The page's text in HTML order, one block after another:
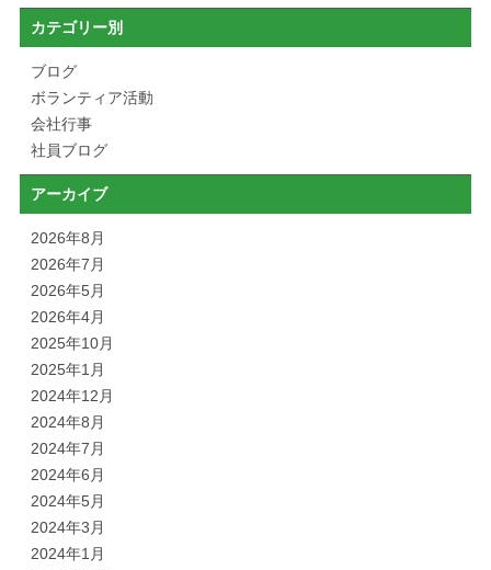
カテゴリー別
ブログ
ボランティア活動
会社行事
社員ブログ
アーカイブ
2026年8月
2026年7月
2026年5月
2026年4月
2025年10月
2025年1月
2024年12月
2024年8月
2024年7月
2024年6月
2024年5月
2024年3月
2024年1月